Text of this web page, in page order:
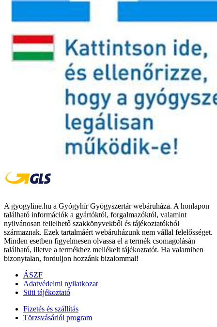
A gyogyline.hu a Gyógyhír Gyógyszertár webáruháza. A honlapon
található információk a gyártóktól, forgalmazóktól, valamint
nyilvánosan fellelhető szakkönyvekből és tájékoztatókból
származnak. Ezek tartalmáért webáruházunk nem vállal felelősséget.
Minden esetben figyelmesen olvassa el a termék csomagolásán
található, illetve a termékhez mellékelt tájékoztatót. Ha valamiben
bizonytalan, forduljon hozzánk bizalommal!
ÁSZF
Adatvédelmi nyilatkozat
Süti tájékoztató
Fizetés és szállítás
Törzsvásárlói program